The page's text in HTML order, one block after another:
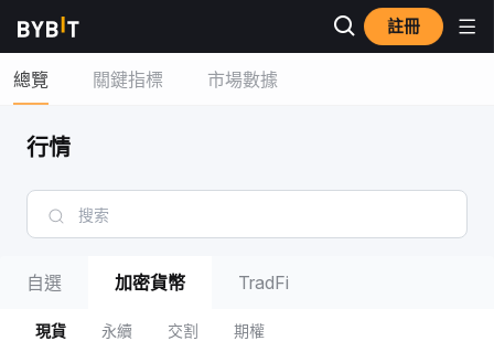
註冊
總覽 關鍵指標 市場數據
行情
自選 加密貨幣 TradFi
現貨 永續 交割 期權